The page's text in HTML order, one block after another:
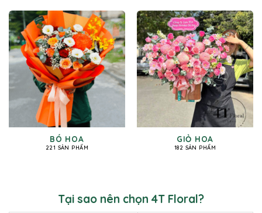
BÓ HOA
221 SẢN PHẨM
GIỎ HOA
182 SẢN PHẨM
Tại sao nên chọn 4T Floral?